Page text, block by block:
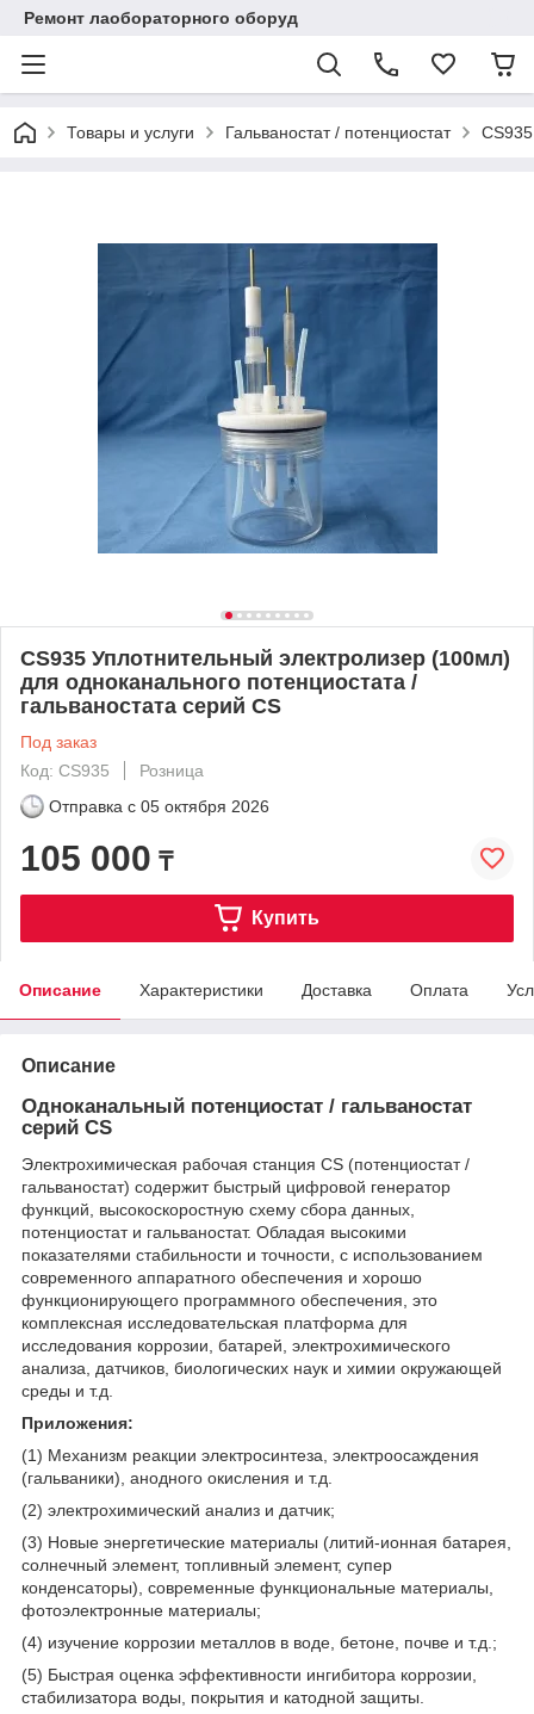
Ремонт лаобораторного оборуд
Товары и услуги Гальваностат / потенциостат
CS935 Уплотнительный электролизер (100мл)
для одноканального потенциостата /
гальваностата серий CS
Под заказ
Код: CS935
Розница
Отправка с 05 октября 2026
105 000 ₸
Купить
Описание Характеристики Доставка Оплата
Описание
Одноканальный потенциостат / гальваностат
серий CS
Электрохимическая рабочая станция CS (потенциостат /
гальваностат) содержит быстрый цифровой генератор
функций, высокоскоростную схему сбора данных,
потенциостат и гальваностат. Обладая высокими
показателями стабильности и точности, с использованием
современного аппаратного обеспечения и хорошо
функционирующего программного обеспечения, это
комплексная исследовательская платформа для
исследования коррозии, батарей, электрохимического
анализа, датчиков, биологических наук и химии окружающей
среды и т.д.
Приложения:
(1) Механизм реакции электросинтеза, электроосаждения
(гальваники), анодного окисления и т.д.
(2) электрохимический анализ и датчик;
(3) Новые энергетические материалы (литий-ионная батарея,
солнечный элемент, топливный элемент, супер
конденсаторы), современные функциональные материалы,
фотоэлектронные материалы;
(4) изучение коррозии металлов в воде, бетоне, почве и т.д.;
(5) Быстрая оценка эффективности ингибитора коррозии,
стабилизатора воды, покрытия и катодной защиты.